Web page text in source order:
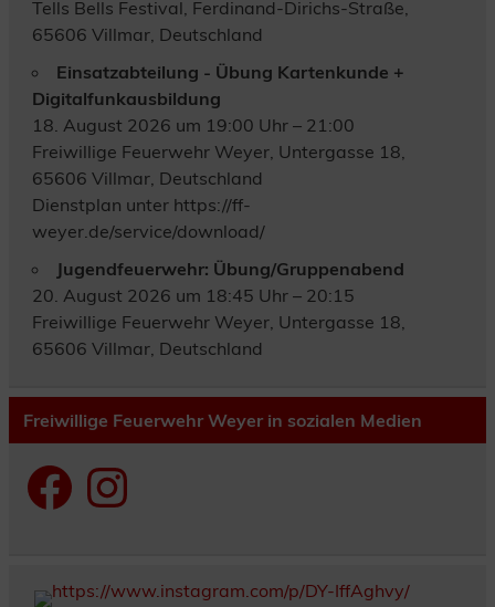
Tells Bells Festival, Ferdinand-Dirichs-Straße,
65606 Villmar, Deutschland
Einsatzabteilung - Übung Kartenkunde +
Digitalfunkausbildung
18. August 2026 um 19:00 Uhr – 21:00
Freiwillige Feuerwehr Weyer, Untergasse 18,
65606 Villmar, Deutschland
Dienstplan unter https://ff-
weyer.de/service/download/
Jugendfeuerwehr: Übung/Gruppenabend
20. August 2026 um 18:45 Uhr – 20:15
Freiwillige Feuerwehr Weyer, Untergasse 18,
65606 Villmar, Deutschland
Freiwillige Feuerwehr Weyer in sozialen Medien
FacebookInstagram